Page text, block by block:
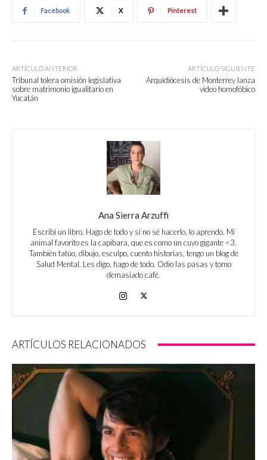
Facebook X Pinterest
ARTÍCULO ANTERIOR
Tribunal tolera omisión legislativa
sobre matrimonio igualitario en
Yucatán
ARTÍCULO SIGUIENTE
Arquidiócesis de Monterrey lanza
video homofóbico
Ana Sierra Arzuffi
Escribí un libro. Hago de todo y si no sé hacerlo, lo aprendo. Mi
animal favorito es la capibara, que es como un cuyo gigante <3.
También tatúo, dibujo, esculpo, cuento historias, tengo un blog de
Salud Mental. Les digo, hago de todo. Odio las pasas y tomo
demasiado café.
ARTÍCULOS RELACIONADOS